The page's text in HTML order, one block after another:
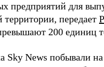
предприятий для
территории, передает
200 единиц
Sky News побывали